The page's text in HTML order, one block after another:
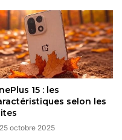
Google News
mises à jour et guides.
Watch
15 : les
selon les
25 octobre 2025